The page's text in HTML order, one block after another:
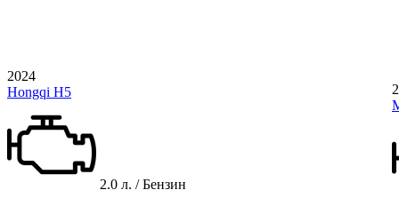
2024
Hongqi H5
2.0 л. / Бензин